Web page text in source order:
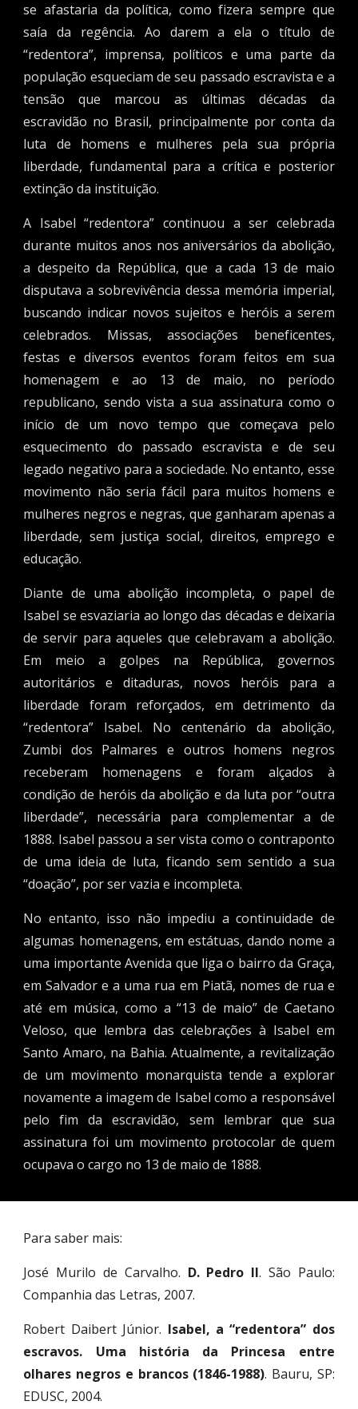
se afastaria da política, como fizera sempre que
saía da regência. Ao darem a ela o título de
“redentora”, imprensa, políticos e uma parte da
população esqueciam de seu passado escravista e a
tensão que marcou as últimas décadas da
escravidão no Brasil, principalmente por conta da
luta de homens e mulheres pela sua própria
liberdade, fundamental para a crítica e posterior
extinção da instituição.
A Isabel “redentora” continuou a ser celebrada
durante muitos anos nos aniversários da abolição,
a despeito da República, que a cada 13 de maio
disputava a sobrevivência dessa memória imperial,
buscando indicar novos sujeitos e heróis a serem
celebrados. Missas, associações beneficentes,
festas e diversos eventos foram feitos em sua
homenagem e ao 13 de maio, no período
republicano, sendo vista a sua assinatura como o
início de um novo tempo que começava pelo
esquecimento do passado escravista e de seu
legado negativo para a sociedade. No entanto, esse
movimento não seria fácil para muitos homens e
mulheres negros e negras, que ganharam apenas a
liberdade, sem justiça social, direitos, emprego e
educação.
Diante de uma abolição incompleta, o papel de
Isabel se esvaziaria ao longo das décadas e deixaria
de servir para aqueles que celebravam a abolição.
Em meio a golpes na República, governos
autoritários e ditaduras, novos heróis para a
liberdade foram reforçados, em detrimento da
“redentora” Isabel. No centenário da abolição,
Zumbi dos Palmares e outros homens negros
receberam homenagens e foram alçados à
condição de heróis da abolição e da luta por “outra
liberdade”, necessária para complementar a de
1888. Isabel passou a ser vista como o contraponto
de uma ideia de luta, ficando sem sentido a sua
“doação”, por ser vazia e incompleta.
No entanto, isso não impediu a continuidade de
algumas homenagens, em estátuas, dando nome a
uma importante Avenida que liga o bairro da Graça,
em Salvador e a uma rua em Piatã, nomes de rua e
até em música, como a “13 de maio” de Caetano
Veloso, que lembra das celebrações à Isabel em
Santo Amaro, na Bahia. Atualmente, a revitalização
de um movimento monarquista tende a explorar
novamente a imagem de Isabel como a responsável
pelo fim da escravidão, sem lembrar que sua
assinatura foi um movimento protocolar de quem
ocupava o cargo no 13 de maio de 1888.
Para saber mais:
José Murilo de Carvalho. D. Pedro II. São Paulo:
Companhia das Letras, 2007.
Robert Daibert Júnior. Isabel, a “redentora” dos
escravos. Uma história da Princesa entre
olhares negros e brancos (1846-1988). Bauru, SP:
EDUSC, 2004.